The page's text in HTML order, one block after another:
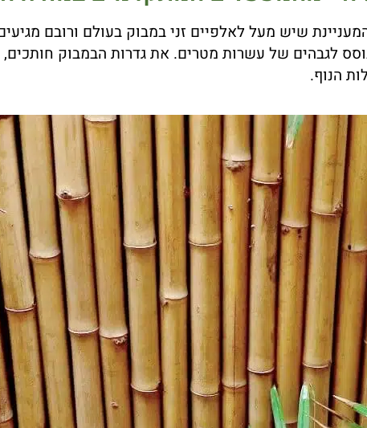
שיש מעל לאלפיים זני במבוק בעולם ורובם
לגבהים של עשרות מטרים. את גדרות הבמבוק
הנוף.